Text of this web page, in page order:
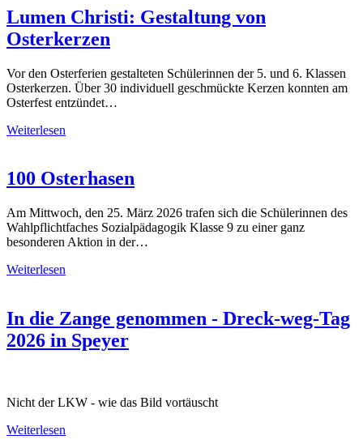
Lumen Christi: Gestaltung von
Osterkerzen
Vor den Osterferien gestalteten Schülerinnen der 5. und 6. Klassen
Osterkerzen. Über 30 individuell geschmückte Kerzen konnten am
Osterfest entzündet…
Weiterlesen
100 Osterhasen
Am Mittwoch, den 25. März 2026 trafen sich die Schülerinnen des
Wahlpflichtfaches Sozialpädagogik Klasse 9 zu einer ganz
besonderen Aktion in der…
Weiterlesen
In die Zange genommen - Dreck-weg-Tag
2026 in Speyer
Nicht der LKW - wie das Bild vortäuscht
Weiterlesen